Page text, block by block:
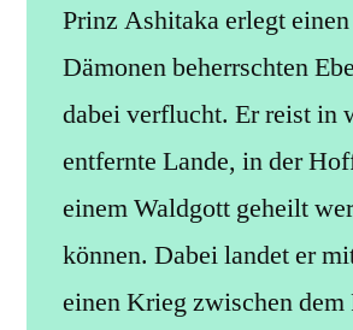
Prinz Ashitaka erlegt
Dämonen beherrschten
dabei verflucht. Er reist in
entfernte Lande, in der
einem Waldgott geheilt
können. Dabei landet er
einen Krieg zwischen dem